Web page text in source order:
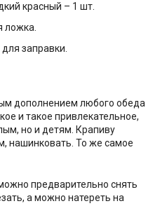
красный – 1 шт.
ложка.
заправки.
дополнением любого обеда
и такое привлекательное,
но и детям. Крапиву
нашинковать. То же самое
предварительно снять
а можно натереть на